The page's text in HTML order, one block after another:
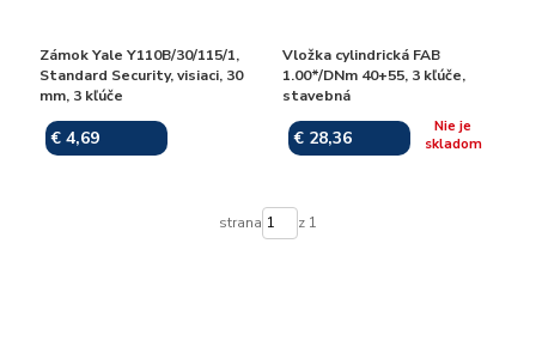
Zámok Yale Y110B/30/115/1,
Standard Security, visiaci, 30
mm, 3 kľúče
€ 4,69
Vložka cylindrická FAB
1.00*/DNm 40+55, 3 kľúče,
stavebná
€ 28,36
Nie je
skladom
strana z 1